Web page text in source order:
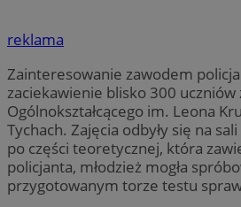
reklama
Zainteresowanie zawodem
zaciekawienie blisko 300 uczniów
Ogólnokształcącego im. Leona
Tychach. Zajęcia odbyły się na
po części teoretycznej, która
policjanta, młodzież mogła
przygotowanym torze testu